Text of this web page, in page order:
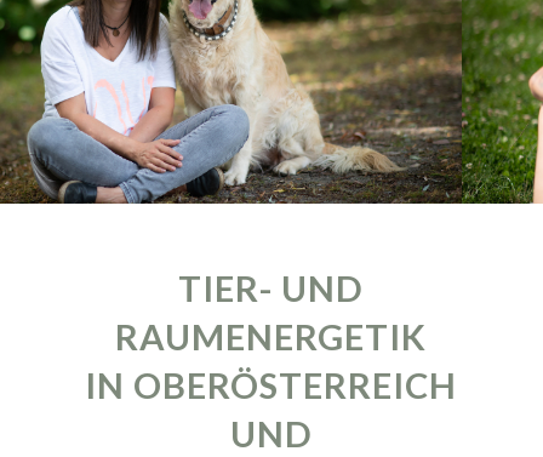
TIER- UND
RAUMENERGETIK
IN OBERÖSTERREICH
UND